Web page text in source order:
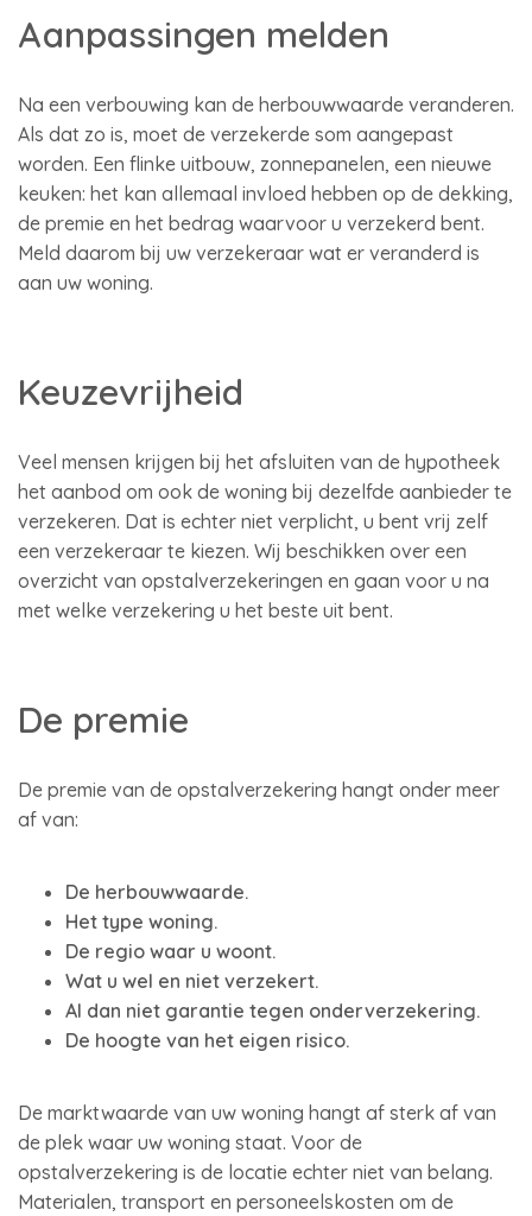
Aanpassingen melden
Na een verbouwing kan de herbouwwaarde veranderen.
Als dat zo is, moet de verzekerde som aangepast
worden. Een flinke uitbouw, zonnepanelen, een nieuwe
keuken: het kan allemaal invloed hebben op de dekking,
de premie en het bedrag waarvoor u verzekerd bent.
Meld daarom bij uw verzekeraar wat er veranderd is
aan uw woning.
Keuzevrijheid
Veel mensen krijgen bij het afsluiten van de hypotheek
het aanbod om ook de woning bij dezelfde aanbieder te
verzekeren. Dat is echter niet verplicht, u bent vrij zelf
een verzekeraar te kiezen. Wij beschikken over een
overzicht van opstalverzekeringen en gaan voor u na
met welke verzekering u het beste uit bent.
De premie
De premie van de opstalverzekering hangt onder meer
af van:
De herbouwwaarde.
Het type woning.
De regio waar u woont.
Wat u wel en niet verzekert.
Al dan niet garantie tegen onderverzekering.
De hoogte van het eigen risico.
De marktwaarde van uw woning hangt af sterk af van
de plek waar uw woning staat. Voor de
opstalverzekering is de locatie echter niet van belang.
Materialen, transport en personeelskosten om de